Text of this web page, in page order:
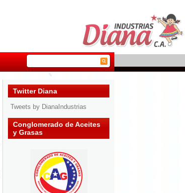
Twitter Diana
Tweets by DianaIndustrias
Conglomerado de Aceites
y Grasas